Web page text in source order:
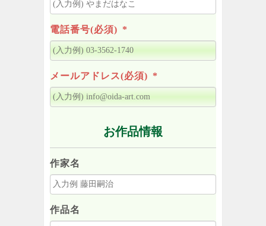
電話番号(必須) *
メールアドレス(必須) *
お作品情報
作家名
作品名